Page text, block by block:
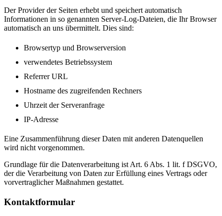
Der Provider der Seiten erhebt und speichert automatisch
Informationen in so genannten Server-Log-Dateien, die Ihr Browser
automatisch an uns übermittelt. Dies sind:
Browsertyp und Browserversion
verwendetes Betriebssystem
Referrer URL
Hostname des zugreifenden Rechners
Uhrzeit der Serveranfrage
IP-Adresse
Eine Zusammenführung dieser Daten mit anderen Datenquellen
wird nicht vorgenommen.
Grundlage für die Datenverarbeitung ist Art. 6 Abs. 1 lit. f DSGVO,
der die Verarbeitung von Daten zur Erfüllung eines Vertrags oder
vorvertraglicher Maßnahmen gestattet.
Kontaktformular